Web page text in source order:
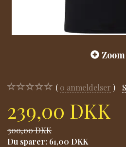
Zoom
0 anmeldelser
239,00 DKK
300,00 DKK
Du sparer: 61,00 DKK